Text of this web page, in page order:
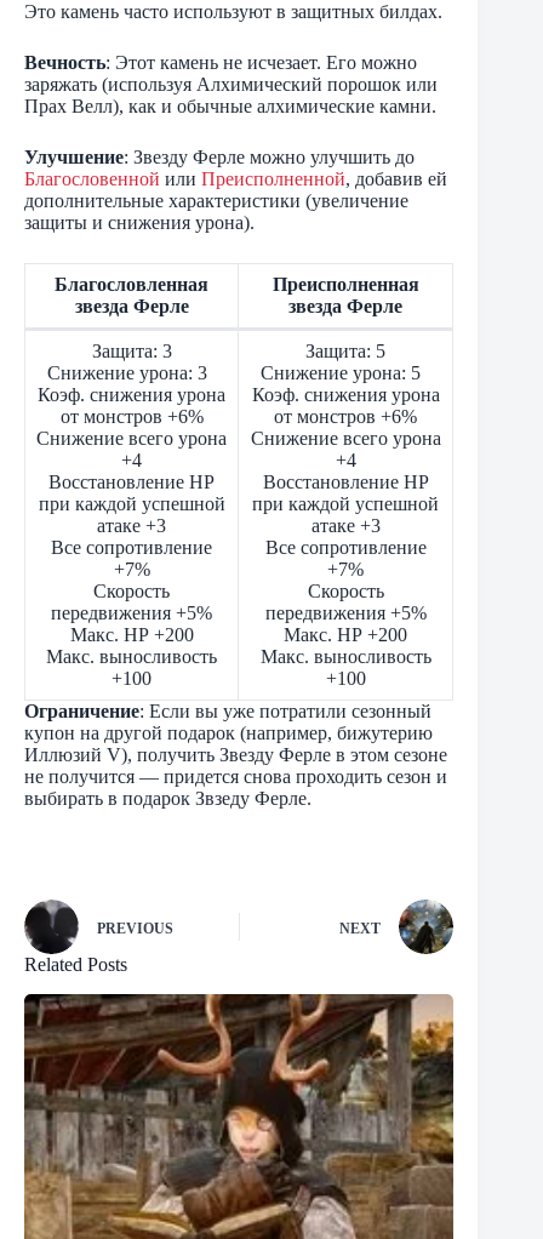
Это камень часто используют в защитных билдах.
Вечность: Этот камень не исчезает. Его можно
заряжать (используя Алхимический порошок или
Прах Велл), как и обычные алхимические камни.
Улучшение: Звезду Ферле можно улучшить до
Благословенной или Преисполненной, добавив ей
дополнительные характеристики (увеличение
защиты и снижения урона).
Благословленная
звезда Ферле
Преисполненная
звезда Ферле
Защита: 3
Снижение урона: 3
Коэф. снижения урона
от монстров +6%
Снижение всего урона
+4
Восстановление HP
при каждой успешной
атаке +3
Все сопротивление
+7%
Скорость
передвижения +5%
Макс. НР +200
Макс. выносливость
+100
Защита: 5
Снижение урона: 5
Коэф. снижения урона
от монстров +6%
Снижение всего урона
+4
Восстановление HP
при каждой успешной
атаке +3
Все сопротивление
+7%
Скорость
передвижения +5%
Макс. НР +200
Макс. выносливость
+100
Ограничение: Если вы уже потратили сезонный
купон на другой подарок (например, бижутерию
Иллюзий V), получить Звезду Ферле в этом сезоне
не получится — придется снова проходить сезон и
выбирать в подарок Звзеду Ферле.
PREVIOUS NEXT
Related Posts